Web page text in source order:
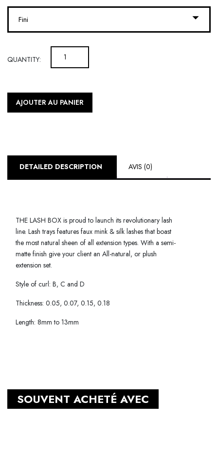
Fini
QUANTITY:
AJOUTER AU PANIER
DETAILED DESCRIPTION AVIS (0)
THE LASH BOX is proud to launch its revolutionary lash
line. Lash trays features faux mink & silk lashes that boast
the most natural sheen of all extension types. With a semi-
matte finish give your client an All-natural, or plush
extension set.
Style of curl: B, C and D
Thickness: 0.05, 0.07, 0.15, 0.18
Length: 8mm to 13mm
SOUVENT ACHETÉ AVEC